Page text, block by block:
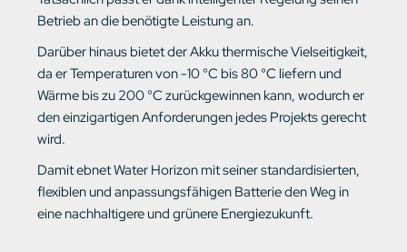
Betrieb an die benötigte Leistung an.
Darüber hinaus bietet der Akku thermische Vielseitigkeit,
da er Temperaturen von -10 °C bis 80 °C liefern und
Wärme bis zu 200 °C zurückgewinnen kann, wodurch er
den einzigartigen Anforderungen jedes Projekts gerecht
wird.
Damit ebnet Water Horizon mit seiner standardisierten,
flexiblen und anpassungsfähigen Batterie den Weg in
eine nachhaltigere und grünere Energiezukunft.